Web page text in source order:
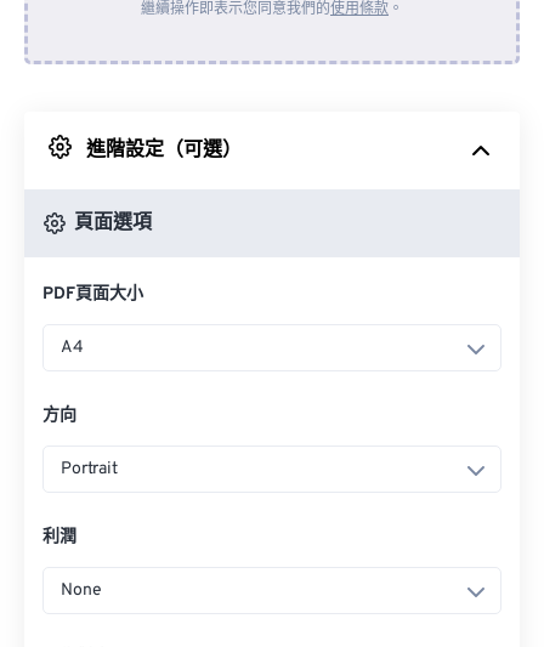
來自 Google 雲端硬碟
繼續操作即表示您同意我們的使用條款 。
進階設定（可選）
頁面選項
PDF頁面大小
A4
方向
Portrait
利潤
None